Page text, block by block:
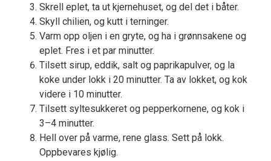
Skrell eplet, ta ut kjernehuset, og del det i båter.
Skyll chilien, og kutt i terninger.
Varm opp oljen i en gryte, og ha i grønnsakene og
eplet. Fres i et par minutter.
Tilsett sirup, eddik, salt og paprikapulver, og la
koke under lokk i 20 minutter. Ta av lokket, og kok
videre i 10 minutter.
Tilsett syltesukkeret og pepperkornene, og kok i
3–4 minutter.
Hell over på varme, rene glass. Sett på lokk.
Oppbevares kjølig.